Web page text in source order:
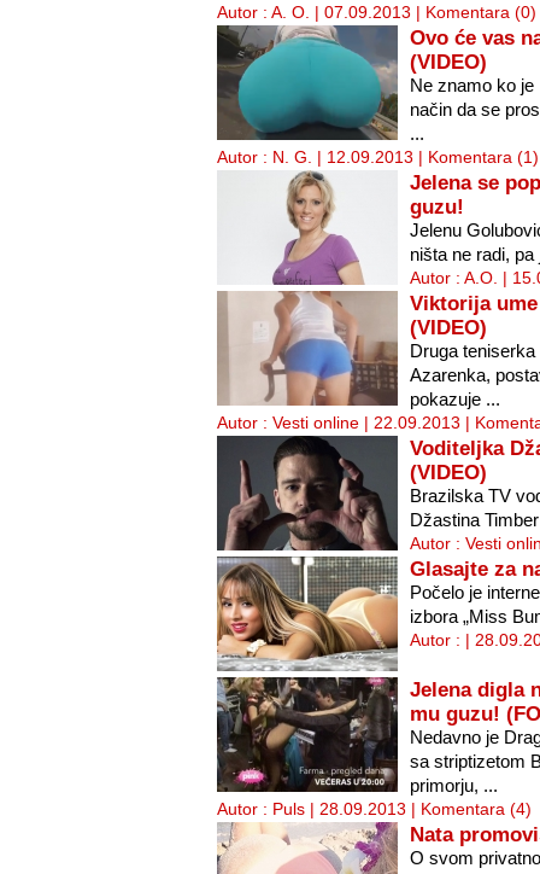
Autor : A. O. | 07.09.2013 | Komentara (0)
Ovo će vas
(VIDEO)
Ne znamo ko je
način da se
...
Autor : N. G. | 12.09.2013 | Komentara (1)
Jelena se
guzu!
Jelenu
ništa ne radi,
Autor : A.O. |
Viktorija
(VIDEO)
Druga
Azarenka,
pokazuje ...
Autor : Vesti online | 22.09.2013 |
Voditeljka
(VIDEO)
Brazilska TV
Džastina
Autor : Vesti
Glasajte za
Počelo je
izbora „Miss
Autor : |
Jelena digla
mu guzu!
Nedavno je
sa striptizetom
primorju, ...
Autor : Puls | 28.09.2013 | Komentara (4)
Nata
O svom